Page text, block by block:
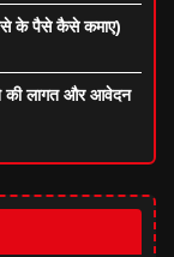
के पैसे कैसे कमाए)
लागत और आवेदन